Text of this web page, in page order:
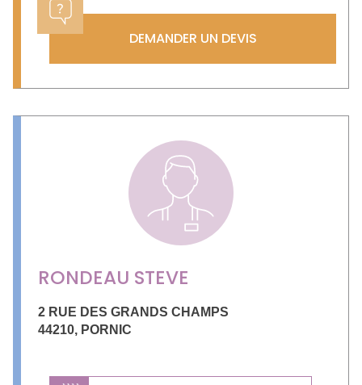
DEMANDER UN DEVIS
RONDEAU STEVE
2 RUE DES GRANDS CHAMPS
44210, PORNIC